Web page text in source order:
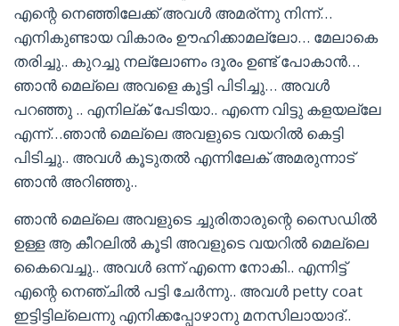
എന്റെ നെഞ്ഞിലേക്ക് അവൾ അമര്ന്നു നിന്ന്…
എനികുണ്ടായ വികാരം ഊഹിക്കാമല്ലോ… മേലാകെ
തരിച്ചു.. കുറച്ചു നല്ലോണം ദൂരം ഉണ്ട് പോകാൻ…
ഞാൻ മെല്ലെ അവളെ കൂട്ടി പിടിച്ചു… അവൾ
പറഞ്ഞു .. എനില്ക് പേടിയാ.. എന്നെ വിട്ടു കളയല്ലേ
എന്ന്…ഞാൻ മെല്ലെ അവളുടെ വയറിൽ കെട്ടി
പിടിച്ചു.. അവൾ കൂടുതൽ എന്നിലേക് അമരുന്നാട്
ഞാൻ അറിഞ്ഞു..
ഞാൻ മെല്ലെ അവളുടെ ച്ചുരിതാരുന്റെ സൈഡിൽ
ഉള്ള ആ കീറലിൽ കൂടി അവളുടെ വയറിൽ മെല്ലെ
കൈവെച്ചു.. അവൾ ഒന്ന് എന്നെ നോകി.. എന്നിട്ട്
എന്റെ നെഞ്ചിൽ പട്ടി ചേർന്നു.. അവൾ petty coat
ഇട്ടിട്ടില്ലെന്നു എനിക്കപ്പോഴാനു മനസിലായാദ്..